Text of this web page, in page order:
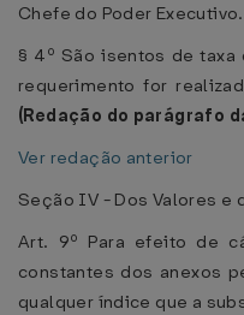
Chefe do Poder Executivo.
§ 4º São isentos de
requerimento for
(Redação do parágrafo
Ver redação anterior
Seção IV - Dos Valores e
Art. 9º Para efeito de
constantes dos anexos
qualquer índice que a